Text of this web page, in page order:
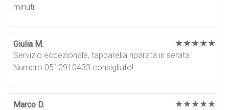
minuti.
Giulia M. ★★★★★
Servizio eccezionale, tapparella riparata in serata.
Numero 0510910433 consigliato!
Marco D. ★★★★★